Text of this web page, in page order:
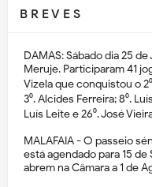
B R E V E S
DAMAS: Sábado dia 25
Meruje. Participaram 41
Vizela que conquistou o
3⁰. Alcides Ferreira; 8⁰.
Luís Leite e 26⁰. José
MALAFAIA - O passeio
está agendado para 15
abrem na Câmara a 1 de